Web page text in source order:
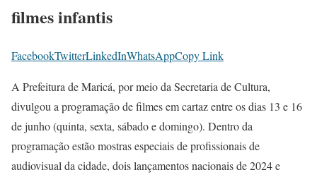
filmes infantis
FacebookTwitterLinkedInWhatsAppCopy Link
A Prefeitura de Maricá, por meio da Secretaria de Cultura,
divulgou a programação de filmes em cartaz entre os dias 13 e 16
de junho (quinta, sexta, sábado e domingo). Dentro da
programação estão mostras especiais de profissionais de
audiovisual da cidade, dois lançamentos nacionais de 2024 e